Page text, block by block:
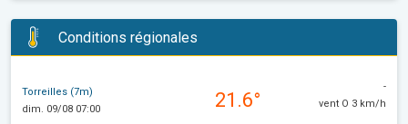
Conditions régionales
Torreilles (7m)
dim. 09/08 07:00
21.6°
-
vent O 3 km/h